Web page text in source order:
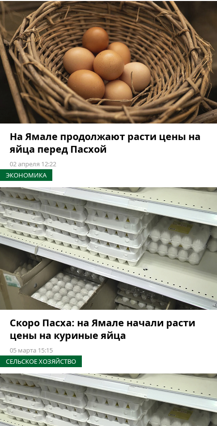
На Ямале продолжают расти цены на
яйца перед Пасхой
02 апреля 12:22
ЭКОНОМИКА
Скоро Пасха: на Ямале начали расти
цены на куриные яйца
05 марта 15:15
СЕЛЬСКОЕ ХОЗЯЙСТВО